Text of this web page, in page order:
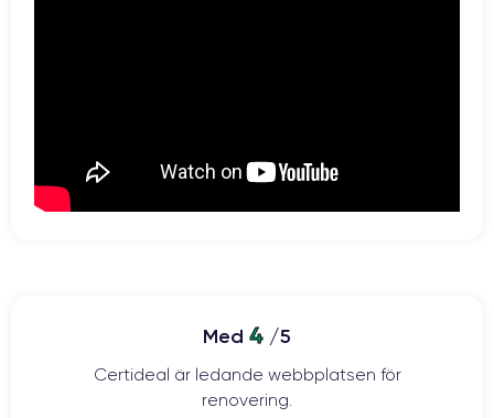
Med 4 /5
Certideal är ledande webbplatsen för
renovering.